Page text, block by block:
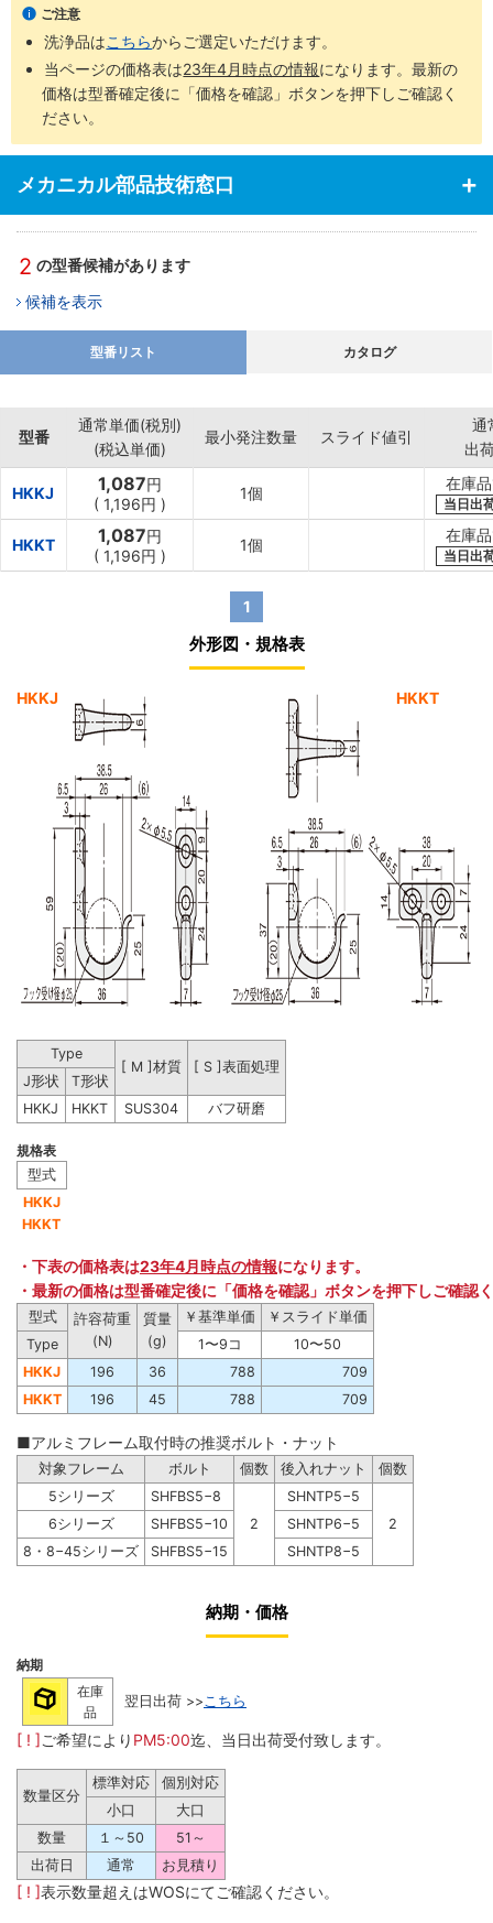
ご注意
洗浄品はこちらからご選定いただけます。
当ページの価格表は23年4月時点の情報になります。最新の
価格は型番確定後に「価格を確認」ボタンを押下しご確認く
ださい。
メカニカル部品技術窓口
2 の型番候補があります
候補を表示
型番リスト カタログ
型番
通常単価(税別)
(税込単価)
最小発注数量 スライド値引
通
出
HKKJ 1,087円
( 1,196円 )
1個
在庫
当日出
HKKT 1,087円
( 1,196円 )
1個
在庫
当日出
1
外形図・規格表
HKKJ HKKT
Type
[ M ]材質
[ S ]表面処理
J形状
T形状
HKKJ
HKKT SUS304 バフ研磨
規格表
型式
HKKJ
HKKT
・下表の価格表は23年4月時点の情報になります。
・最新の価格は型番確定後に「価格を確認」ボタンを押下しご確認
型式
許容荷重
(N)
質量
(g)
￥基準単価
￥スライド単価
Type
1〜9コ
10〜50
HKKJ
196 36 788
709
HKKT
196 45 788 709
■アルミフレーム取付時の推奨ボルト・ナット
対象フレーム ボルト 個数 後入れナット
個数
5シリーズ
SHFBS5−8
2
SHNTP5−5
2
6シリーズ SHFBS5−10
SHNTP6−5
8・8−45シリーズ
SHFBS5−15 SHNTP8−5
納期・価格
納期
在庫
品
翌日出荷 >>こちら
[ ! ]ご希望により PM5:00迄、当日出荷受付致します。
数量区分
標準対応
個別対応
小口
大口
数量
１～50
51～
出荷日
通常 お見積り
[ ! ]表示数量超えはWOSにてご確認ください。